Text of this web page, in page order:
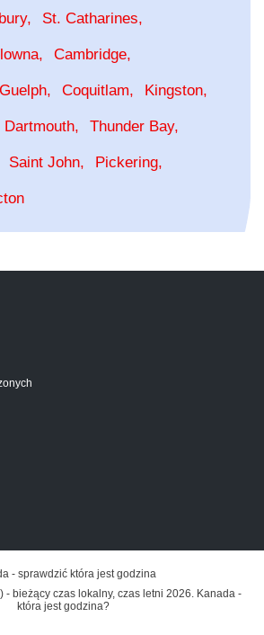
St. Catharines
Cambridge
Guelph Coquitlam Kingston
Dartmouth Thunder Bay
Saint John Pickering
- sprawdzić która jest godzina
- bieżący czas lokalny, czas letni 2026. Kanada -
która jest godzina?